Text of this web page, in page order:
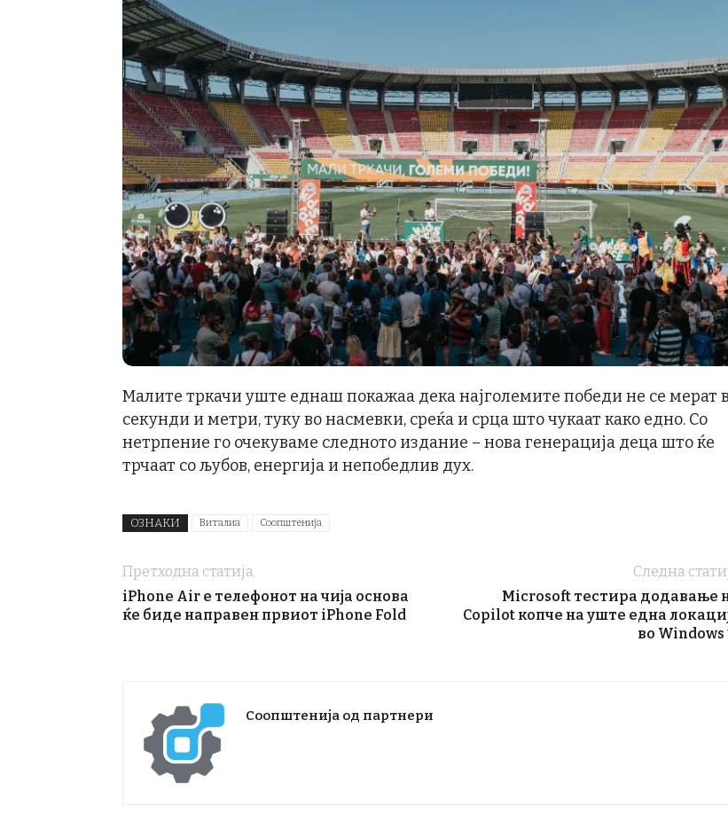
Малите тркачи уште еднаш покажаа дека најголемите победи не се мерат
секунди и метри, туку во насмевки, среќа и срца што чукаат како едно. Со
нетрпение го очекуваме следното издание – нова генерација деца што ќе
трчаат со љубов, енергија и непобедлив дух.
ОЗНАКИ Виталиа Соопштенија
Претходна статија
iPhone Air е телефонот на чија основа
ќе биде направен првиот iPhone Fold
Следна
Microsoft тестира додавање
Copilot копче на уште една
во Windows
Соопштенија од партнери